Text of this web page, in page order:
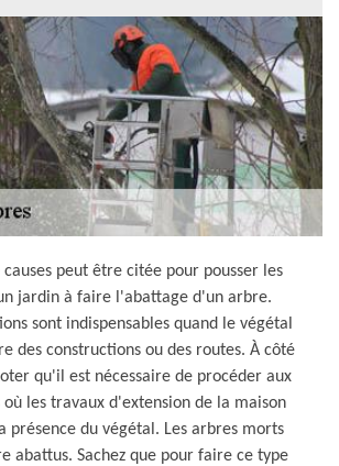
peut être citée pour pousser les
jardin à faire l'abattage d'un arbre.
sont indispensables quand le végétal
des constructions ou des routes. À côté
qu'il est nécessaire de procéder aux
où les travaux d'extension de la maison
présence du végétal. Les arbres morts
abattus. Sachez que pour faire ce type